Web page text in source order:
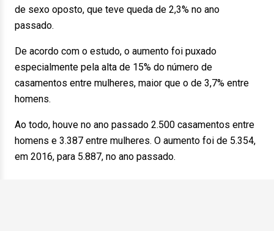
de sexo oposto, que teve queda de 2,3% no ano
passado.
De acordo com o estudo, o aumento foi puxado
especialmente pela alta de 15% do número de
casamentos entre mulheres, maior que o de 3,7% entre
homens.
Ao todo, houve no ano passado 2.500 casamentos entre
homens e 3.387 entre mulheres. O aumento foi de 5.354,
em 2016, para 5.887, no ano passado.